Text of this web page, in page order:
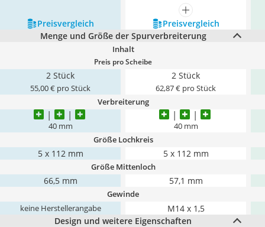
mehr anzeigen
Preis­vergleich
Preis­vergleich
Menge und Größe der Spurverbreiterung
Inhalt
Preis pro Scheibe
2 Stück
55,00 € pro Stück
2 Stück
62,87 € pro Stück
Verbreiterung
40 mm 40 mm
Größe Lochkreis
5 x 112 mm 5 x 112 mm
Größe Mittenloch
66,5 mm 57,1 mm
Gewinde
keine Herstellerangabe
M14 x 1,5
Design und weitere Eigenschaften